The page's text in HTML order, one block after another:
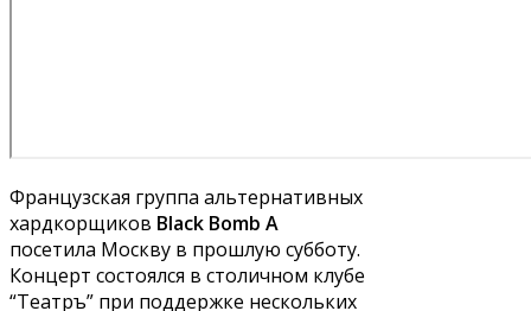
Французская группа альтернативных
хардкорщиков Black Bomb A
посетила Москву в прошлую субботу.
Концерт состоялся в столичном клубе
“Театръ” при поддержке нескольких